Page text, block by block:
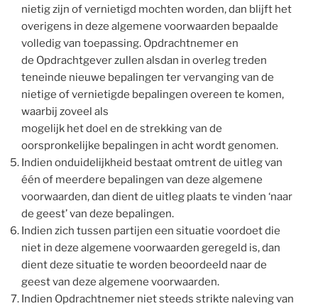
nietig zijn of vernietigd mochten worden, dan blijft het
overigens in deze algemene voorwaarden bepaalde
volledig van toepassing. Opdrachtnemer en
de Opdrachtgever zullen alsdan in overleg treden
teneinde nieuwe bepalingen ter vervanging van de
nietige of vernietigde bepalingen overeen te komen,
waarbij zoveel als
mogelijk het doel en de strekking van de
oorspronkelijke bepalingen in acht wordt genomen.
Indien onduidelijkheid bestaat omtrent de uitleg van
één of meerdere bepalingen van deze algemene
voorwaarden, dan dient de uitleg plaats te vinden ‘naar
de geest’ van deze bepalingen.
Indien zich tussen partijen een situatie voordoet die
niet in deze algemene voorwaarden geregeld is, dan
dient deze situatie te worden beoordeeld naar de
geest van deze algemene voorwaarden.
Indien Opdrachtnemer niet steeds strikte naleving van